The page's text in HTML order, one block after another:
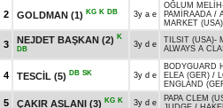
2 GOLDMAN (1) KG K DB 3y a e
OĞLUM MELİH
PAMİRAADA /
MARKET (USA)
3 NEJDET BAŞKAN (2) K
DB
3y d e TILSIT (USA)-
ALWAYS A
4 TESCİL (5) DB SK 3y d e
BODYGUARD
ELEA (GER) /
ENGLAND
5 ÇAKIR ASLANI (3) KG K 3y d e PAPA CLEM